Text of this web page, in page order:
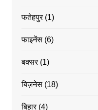
फतेहपुर(1)
फाइनेंस(6)
बक्सर(1)
बिज़नेस(18)
बिहार(4)